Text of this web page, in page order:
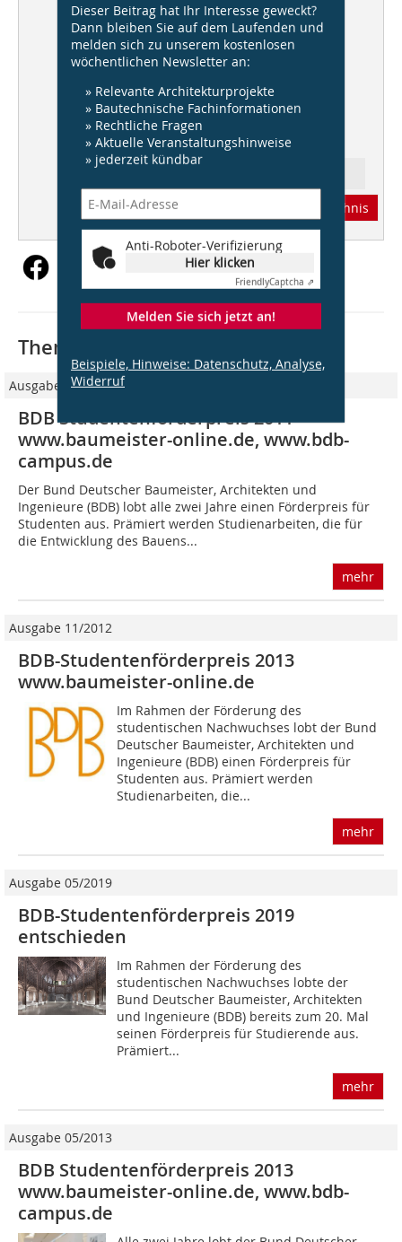
Lacaton & Vassal Architectes
Gwendolyn Huisman und Marijn
Boterman
IN SERIE: HOAI, Teil 2
Effektiver Trittschallschutz
bei Wohnbautreppen
Abonnement Inhaltsverzeichnis
Dieser Beitrag hat Ihr Interesse geweckt?
Dann bleiben Sie auf dem Laufenden und
melden sich zu unserem kostenlosen
wöchentlichen Newsletter an:
» Relevante Architekturprojekte
» Bautechnische Fachinformationen
» Rechtliche Fragen
» Aktuelle Veranstaltungshinweise
» jederzeit kündbar
Anti-Roboter-Verifizierung
Hier klicken
FriendlyCaptcha ⇗
Melden Sie sich jetzt an!
Beispiele, Hinweise: Datenschutz, Analyse,
Widerruf
Thematisch passende Artikel:
Ausgabe 05/2011
BDB Studentenförderpreis 2011
www.baumeister-online.de, www.bdb-
campus.de
Der Bund Deutscher Baumeister, Architekten und
Ingenieure (BDB) lobt alle zwei Jahre einen Förderpreis für
Studenten aus. Prämiert werden Studienarbeiten, die für
die Entwicklung des Bauens...
mehr
Ausgabe 11/2012
BDB-Studentenförderpreis 2013
www.baumeister-online.de
Im Rahmen der Förderung des
studentischen Nachwuchses lobt der Bund
Deutscher Baumeister, Architekten und
Ingenieure (BDB) einen Förderpreis für
Studenten aus. Prämiert werden
Studienarbeiten, die...
mehr
Ausgabe 05/2019
BDB-Studentenförderpreis 2019
entschieden
Im Rahmen der Förderung des
studentischen Nachwuchses lobte der
Bund Deutscher Baumeister, Architekten
und Ingenieure (BDB) bereits zum 20. Mal
seinen Förderpreis für Studierende aus.
Prämiert...
mehr
Ausgabe 05/2013
BDB Studentenförderpreis 2013
www.baumeister-online.de, www.bdb-
campus.de